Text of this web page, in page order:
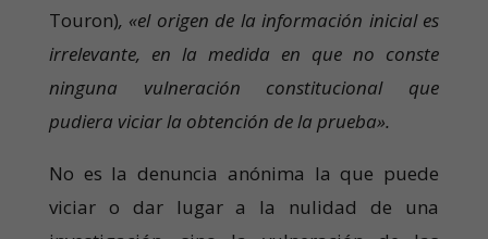
Touron), «el origen de la información inicial es
irrelevante, en la medida en que no conste
ninguna vulneración constitucional que
pudiera viciar la obtención de la prueba».
No es la denuncia anónima la que puede
viciar o dar lugar a la nulidad de una